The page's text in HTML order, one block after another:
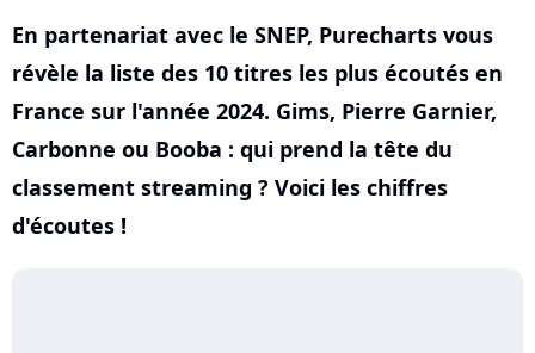
En partenariat avec le SNEP, Purecharts vous
révèle la liste des 10 titres les plus écoutés en
France sur l'année 2024. Gims, Pierre Garnier,
Carbonne ou Booba : qui prend la tête du
classement streaming ? Voici les chiffres
d'écoutes !